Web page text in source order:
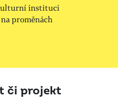
instituci
proměnách
či projekt